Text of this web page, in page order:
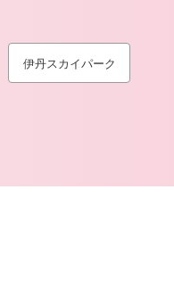
伊丹スカイパーク